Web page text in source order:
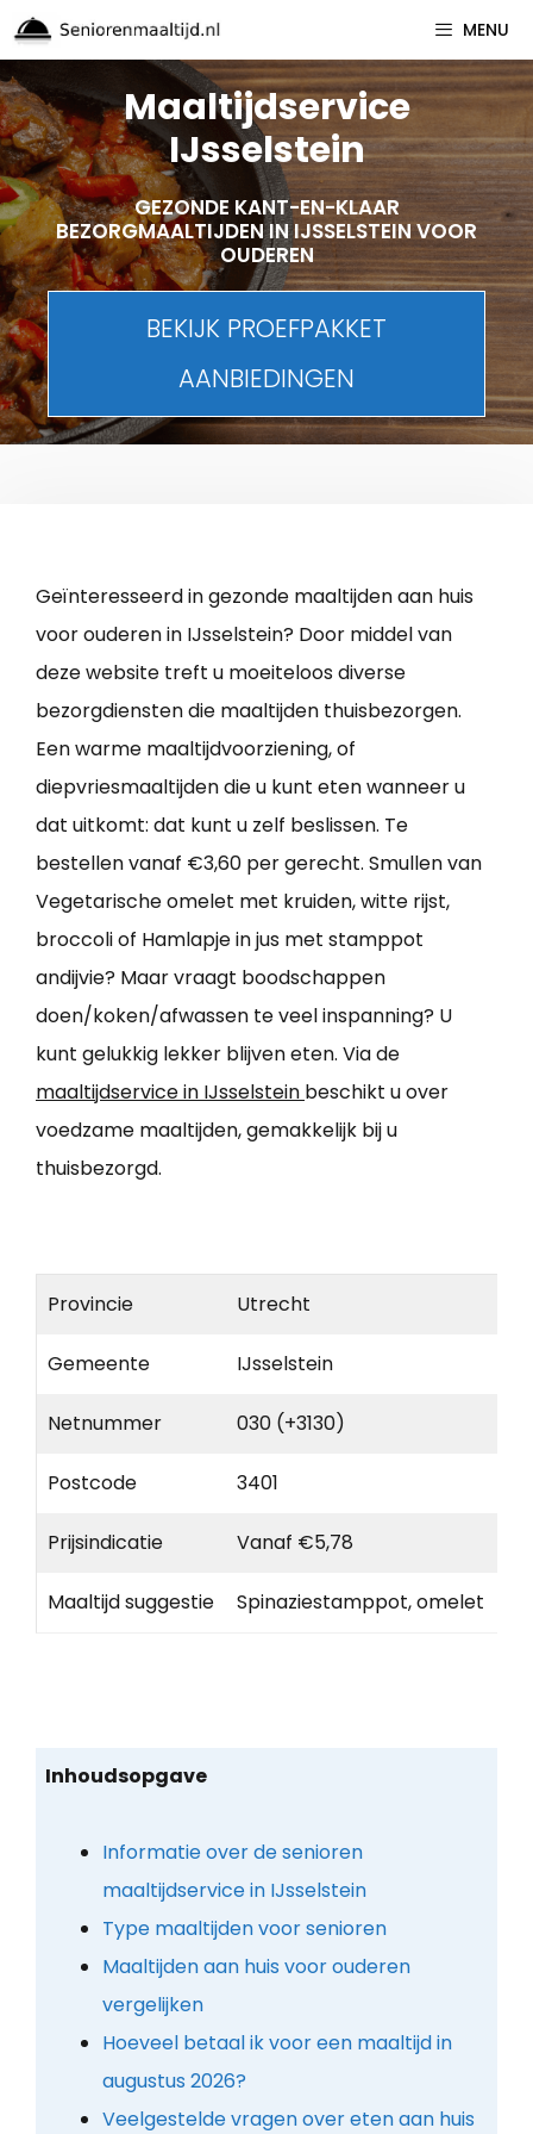
Spring
naar
inhoud
MENU
Maaltijdservice
IJsselstein
GEZONDE KANT-EN-KLAAR
BEZORGMAALTIJDEN IN IJSSELSTEIN VOOR
OUDEREN
BEKIJK PROEFPAKKET
AANBIEDINGEN
Geïnteresseerd in gezonde maaltijden aan huis
voor ouderen in IJsselstein? Door middel van
deze website treft u moeiteloos diverse
bezorgdiensten die maaltijden thuisbezorgen.
Een warme maaltijdvoorziening, of
diepvriesmaaltijden die u kunt eten wanneer u
dat uitkomt: dat kunt u zelf beslissen. Te
bestellen vanaf €3,60 per gerecht. Smullen van
Vegetarische omelet met kruiden, witte rijst,
broccoli of Hamlapje in jus met stamppot
andijvie? Maar vraagt boodschappen
doen/koken/afwassen te veel inspanning? U
kunt gelukkig lekker blijven eten. Via de
maaltijdservice in IJsselstein beschikt u over
voedzame maaltijden, gemakkelijk bij u
thuisbezorgd.
Provincie Utrecht
Gemeente IJsselstein
Netnummer 030 (+3130)
Postcode 3401
Prijsindicatie Vanaf €5,78
Maaltijd suggestie Spinaziestamppot, omelet
Inhoudsopgave
Informatie over de senioren
maaltijdservice in IJsselstein
Type maaltijden voor senioren
Maaltijden aan huis voor ouderen
vergelijken
Hoeveel betaal ik voor een maaltijd in
augustus 2026?
Veelgestelde vragen over eten aan huis